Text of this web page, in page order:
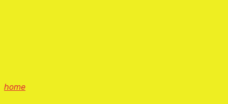
home